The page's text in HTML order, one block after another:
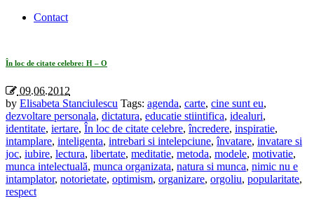
Contact
În loc de citate celebre: H – O
09.06.2012
by Elisabeta Stanciulescu Tags: agenda, carte, cine sunt eu,
dezvoltare personala, dictatura, educatie stiintifica, idealuri,
identitate, iertare, În loc de citate celebre,încredere, inspiratie,
intamplare, inteligenta, intrebari si intelepciune,învatare, invatare si
joc, iubire, lectura, libertate, meditatie, metoda, modele, motivatie,
munca intelectuală, munca organizata, natura si munca, nimic nu e
intamplator, notorietate, optimism, organizare, orgoliu, popularitate,
respect